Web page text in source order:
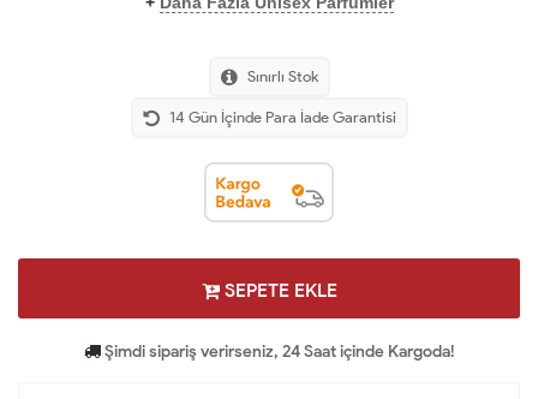
Sınırlı Stok
14 Gün İçinde Para İade Garantisi
SEPETE EKLE
Şimdi sipariş verirseniz, 24 Saat içinde Kargoda!